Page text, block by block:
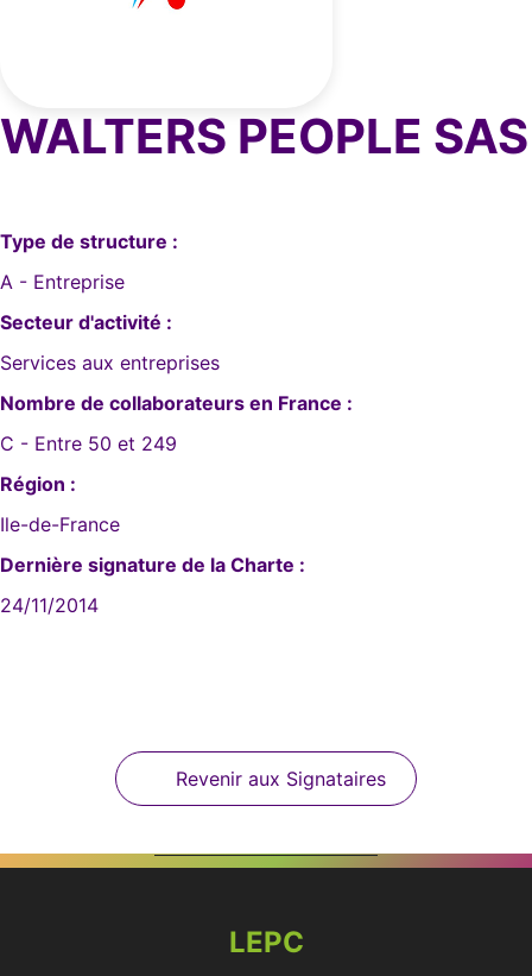
WALTERS PEOPLE SAS
Type de structure :
A - Entreprise
Secteur d'activité :
Services aux entreprises
Nombre de collaborateurs en France :
C - Entre 50 et 249
Région :
Ile-de-France
Dernière signature de la Charte :
24/11/2014
Revenir aux Signataires
LEPC